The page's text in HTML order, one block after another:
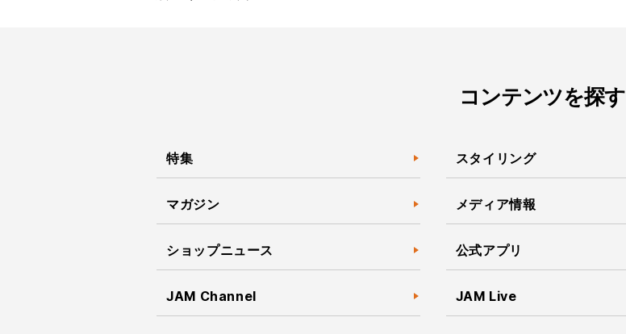
コンテンツを探す
特集 スタイリング
マガジン メディア情報
ショップニュース 公式アプリ
JAM Channel JAM Live